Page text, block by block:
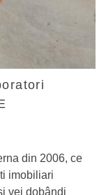
din 2006, ce
imobiliari
vei dobândi